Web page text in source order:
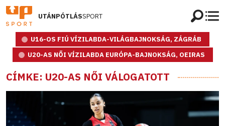
UTÁNPÓTLÁSSPORT
U16-OS FIÚ VÍZILABDA-VILÁGBAJNOKSÁG, ZÁGRÁB
U20-AS NŐI VÍZILABDA EURÓPA-BAJNOKSÁG, OEIRAS
CÍMKE: U20-AS NŐI VÁLOGATOTT